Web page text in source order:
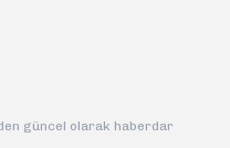
güncel olarak haberdar